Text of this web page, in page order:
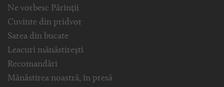
Ne vorbesc Părinții
Cuvinte din pridvor
Sarea din bucate
Leacuri mănăstirești
Recomandări
Mănăstirea noastră, în presă